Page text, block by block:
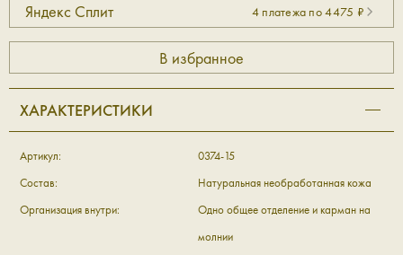
Яндекс Сплит 4 платежа по 4475 ₽
ХАРАКТЕРИСТИКИ
Артикул:
0374-15
Состав:
Натуральная необработанная кожа
Организация внутри:
Одно общее отделение и карман на
молнии